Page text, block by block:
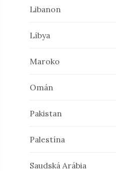
Libanon
Líbya
Maroko
Omán
Pakistan
Palestína
Saudská Arábia